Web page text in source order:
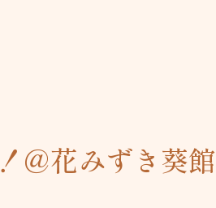
＠花みずき葵館